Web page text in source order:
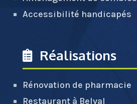
Accessibilité handicapés
Réalisations
Rénovation de pharmacie
Restaurant à Belval